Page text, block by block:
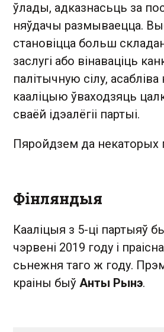
ўлады, адказнасьць за
няўдачы размываецца.
становіцца больш
заслугі або вінаваціць
палітычную сілу, асабліва
кааліцыю ўваходзяць
сваёй ідэалёгіі партыі.
Пяройдзем да некаторых
Фінляндыя
Кааліцыя з 5-ці партыяў
чэрвені 2019 году і
сьнежня таго ж году.
краіны быў Анты Рынэ.